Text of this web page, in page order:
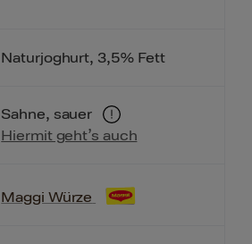
Naturjoghurt, 3,5% Fett
Sahne, sauer
Hiermit geht’s auch
Maggi Würze